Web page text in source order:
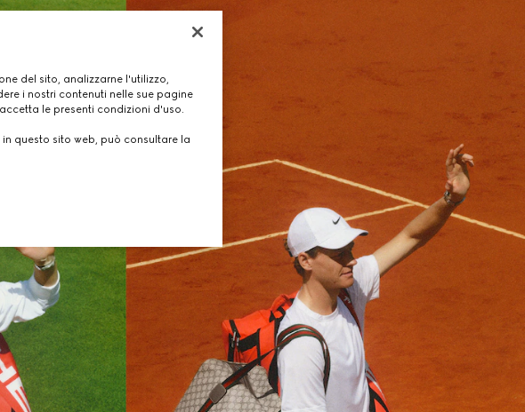
del sito, analizzarne l'utilizzo,
i nostri contenuti nelle sue pagine
le presenti condizioni d'uso.
questo sito web, può consultare la